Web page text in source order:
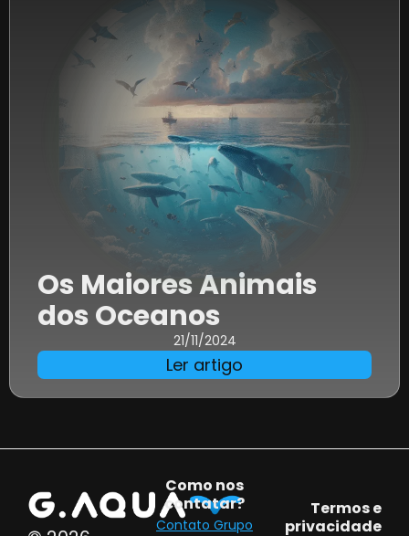
Os Maiores Animais
dos Oceanos
21/11/2024
Ler artigo
Como nos
contatar?
Contato Grupo
Termos e
privacidade